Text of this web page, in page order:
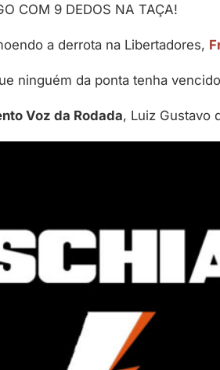
COM 9 DEDOS NA TAÇA!
a derrota na Libertadores,
ninguém da ponta tenha
Voz da Rodada, Luiz Gustavo